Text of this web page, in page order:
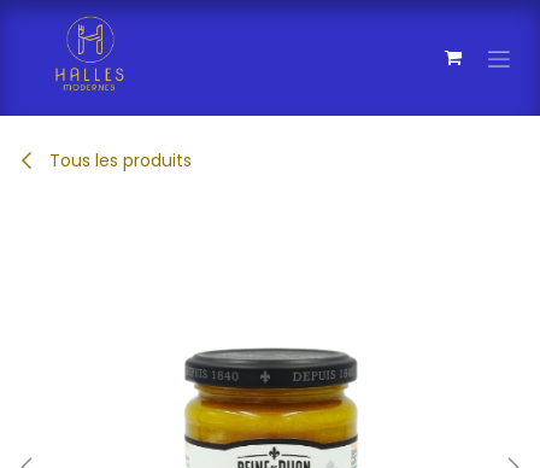
Se rendre au contenu
Tous les produits